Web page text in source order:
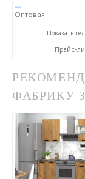
—
Оптовая
+7 (351) 777-
Показать
Прайс-
ФАБРИКУ